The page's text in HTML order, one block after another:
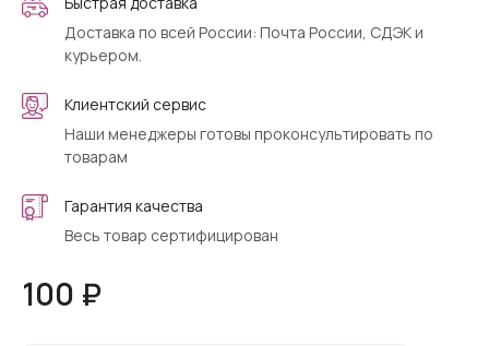
Доставка по всей России: Почта России, СДЭК и
курьером.
Клиентский сервис
Наши менеджеры готовы проконсультировать по
товарам
Гарантия качества
Весь товар сертифицирован
100 ₽